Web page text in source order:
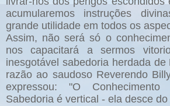
acumularemos instruções
grande utilidade em todos os
Assim, não será só o
nos capacitará a sermos
inesgotável sabedoria herdada
razão ao saudoso Reverendo
expressou: "O
Sabedoria é vertical - ela desce do